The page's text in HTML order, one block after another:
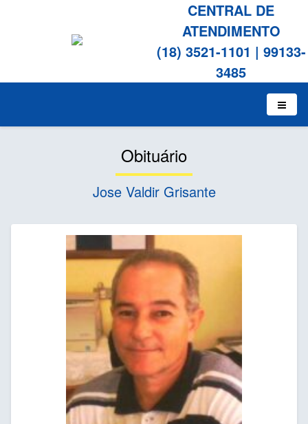
CENTRAL DE
ATENDIMENTO
(18) 3521-1101 | 99133-
3485
Obituário
Jose Valdir Grisante